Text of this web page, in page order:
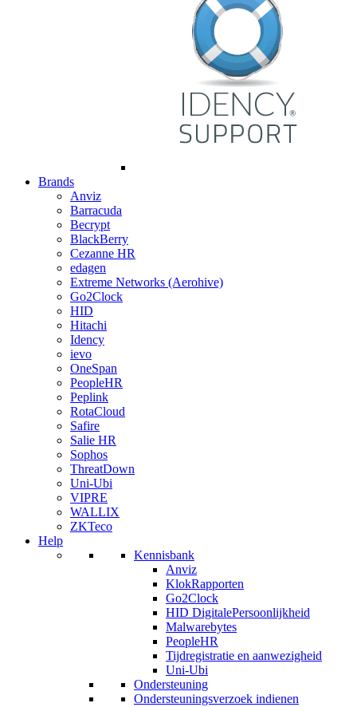
Brands
Anviz
Barracuda
Becrypt
BlackBerry
Cezanne HR
edagen
Extreme Networks (Aerohive)
Go2Clock
HID
Hitachi
Idency
ievo
OneSpan
PeopleHR
Peplink
RotaCloud
Safire
Salie HR
Sophos
ThreatDown
Uni-Ubi
VIPRE
WALLIX
ZKTeco
Help
Kennisbank
Anviz
KlokRapporten
Go2Clock
HID DigitalePersoonlijkheid
Malwarebytes
PeopleHR
Tijdregistratie en aanwezigheid
Uni-Ubi
Ondersteuning
Ondersteuningsverzoek indienen